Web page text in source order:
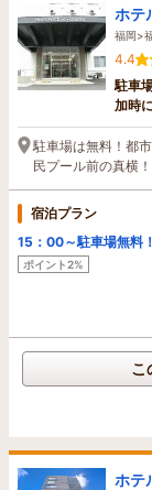
ホテ
福岡>
4.4
駐車
加時
駐車場は無料！都
民プール前の真横
宿泊プラン
15：00～駐車場無料！
ポイント2%
こ
ホテ